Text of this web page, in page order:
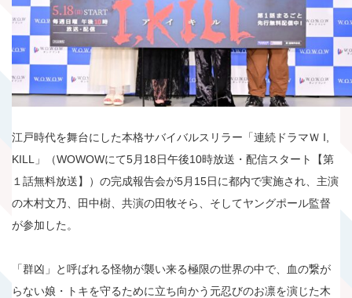
江戸時代を舞台にした本格サバイバルスリラー「連続ドラマＷ I,
KILL」（WOWOWにて5月18日午後10時放送・配信スタート【第
１話無料放送】）の完成報告会が5月15日に都内で実施され、主演
の木村文乃、田中樹、共演の田牧そら、そしてヤングポール監督
が参加した。
「群凶」と呼ばれる怪物が襲い来る極限の世界の中で、血の繋が
らない娘・トキを守るために立ち向かう元忍びのお凛を演じた木